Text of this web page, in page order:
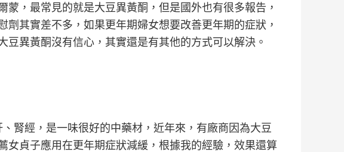
蒙，最常見的就是大豆異黃酮，但是國外也有很多報告，
劑其實差不多，如果更年期婦女想要改善更年期的症狀，
豆異黃酮沒有信心，其實還是有其他的方式可以解決。
腎經，是一味很好的中藥材，近年來，有廠商因為大豆
女貞子應用在更年期症狀減緩，根據我的經驗，效果還算